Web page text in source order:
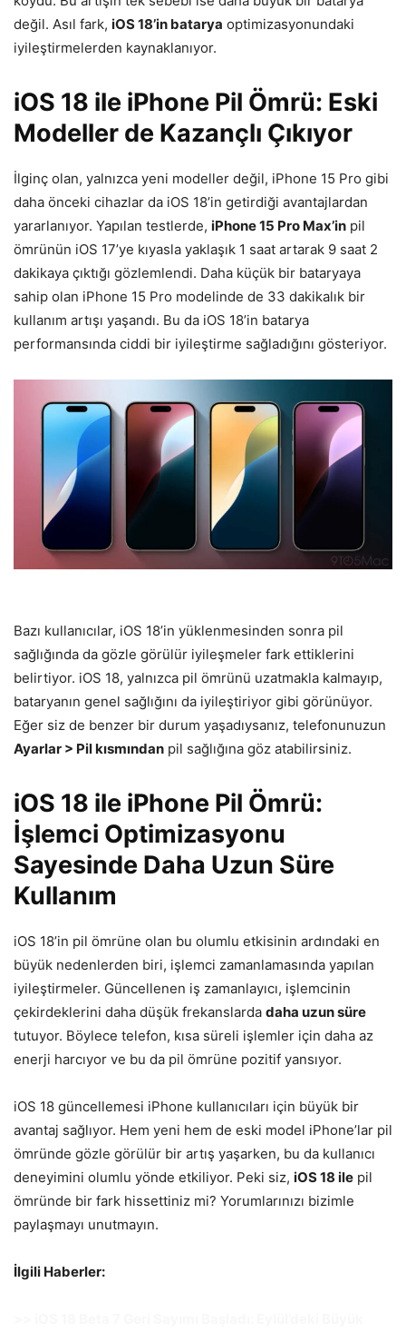
değil. Asıl fark, iOS 18’in batarya optimizasyonundaki
iyileştirmelerden kaynaklanıyor.
iOS 18 ile iPhone Pil Ömrü: Eski
Modeller de Kazançlı Çıkıyor
İlginç olan, yalnızca yeni modeller değil, iPhone 15 Pro gibi
daha önceki cihazlar da iOS 18’in getirdiği avantajlardan
yararlanıyor. Yapılan testlerde, iPhone 15 Pro Max’in pil
ömrünün iOS 17’ye kıyasla yaklaşık 1 saat artarak 9 saat 2
dakikaya çıktığı gözlemlendi. Daha küçük bir bataryaya
sahip olan iPhone 15 Pro modelinde de 33 dakikalık bir
kullanım artışı yaşandı. Bu da iOS 18’in batarya
performansında ciddi bir iyileştirme sağladığını gösteriyor.
Bazı kullanıcılar, iOS 18’in yüklenmesinden sonra pil
sağlığında da gözle görülür iyileşmeler fark ettiklerini
belirtiyor. iOS 18, yalnızca pil ömrünü uzatmakla kalmayıp,
bataryanın genel sağlığını da iyileştiriyor gibi görünüyor.
Eğer siz de benzer bir durum yaşadıysanız, telefonunuzun
Ayarlar > Pil kısmından pil sağlığına göz atabilirsiniz.
iOS 18 ile iPhone Pil Ömrü:
İşlemci Optimizasyonu
Sayesinde Daha Uzun Süre
Kullanım
iOS 18’in pil ömrüne olan bu olumlu etkisinin ardındaki en
büyük nedenlerden biri, işlemci zamanlamasında yapılan
iyileştirmeler. Güncellenen iş zamanlayıcı, işlemcinin
çekirdeklerini daha düşük frekanslarda daha uzun süre
tutuyor. Böylece telefon, kısa süreli işlemler için daha az
enerji harcıyor ve bu da pil ömrüne pozitif yansıyor.
iOS 18 güncellemesi iPhone kullanıcıları için büyük bir
avantaj sağlıyor. Hem yeni hem de eski model iPhone’lar pil
ömründe gözle görülür bir artış yaşarken, bu da kullanıcı
deneyimini olumlu yönde etkiliyor. Peki siz, iOS 18 ile pil
ömründe bir fark hissettiniz mi? Yorumlarınızı bizimle
paylaşmayı unutmayın.
İlgili Haberler: